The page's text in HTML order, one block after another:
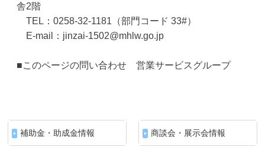
舎2階
TEL：0258-32-1181（部門コード 33#）
E-mail：jinzai-1502@mhlw.go.jp
■このページの問い合わせ 営業サービスグループ
補助金・助成金情報 商談会・展示会情報